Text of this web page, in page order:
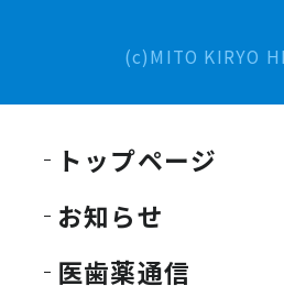
(c)MITO KIRYO
トップページ
お知らせ
医歯薬通信